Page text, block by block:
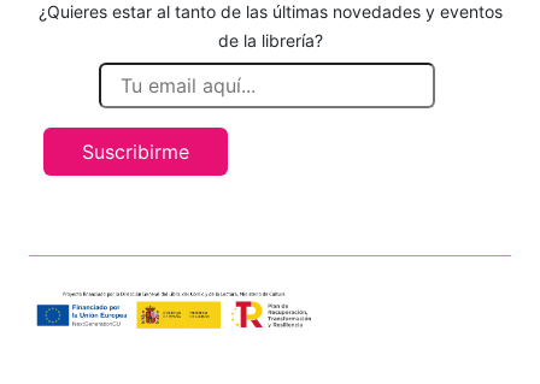
¿Quieres estar al tanto de las últimas novedades y eventos
de la librería?
Suscribirme